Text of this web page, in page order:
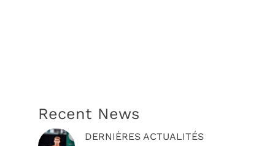
Recent News
DERNIÈRES ACTUALITÉS